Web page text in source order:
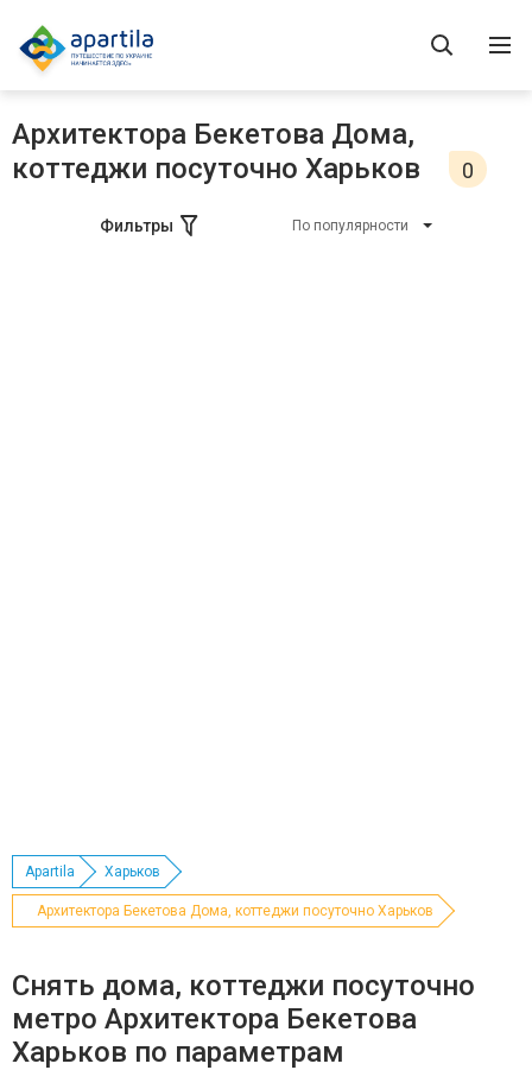
Архитектора Бекетова Дома,
коттеджи посуточно Харьков
0
Фильтры По популярности
Apartila Харьков
Архитектора Бекетова Дома, коттеджи посуточно Харьков
Снять дома, коттеджи посуточно
метро Архитектора Бекетова
Харьков по параметрам